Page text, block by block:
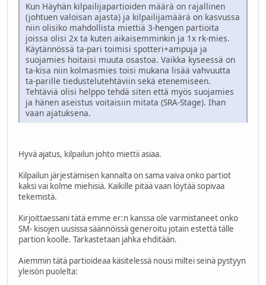
Kun Häyhän kilpailijapartioiden määrä on rajallinen
(johtuen valoisan ajasta) ja kilpailijamäärä on kasvussa
niin olisiko mahdollista miettiä 3-hengen partioita
joissa olisi 2x ta kuten aikaisemminkin ja 1x rk-mies.
Käytännössä ta-pari toimisi spotteri+ampuja ja
suojamies hoitaisi muuta osastoa. Vaikka kyseessä on
ta-kisa niin kolmasmies toisi mukana lisää vahvuutta
ta-parille tiedustelutehtäviin sekä etenemiseen.
Tehtäviä olisi helppo tehdä siten että myös suojamies
ja hänen aseistus voitaisiin mitata (SRA-Stage). Ihan
vaan ajatuksena.
Hyvä ajatus, kilpailun johto miettii asiaa.
Kilpailun järjestämisen kannalta on sama vaiva onko partiot
kaksi vai kolme miehisiä. Kaikille pitää vaan löytää sopivaa
tekemistä.
Kirjoittaessani tätä emme er:n kanssa ole varmistaneet onko
SM- kisojen uusissa säännöissä generoitu jotain estettä tälle
partion koolle. Tarkastetaan jahka ehditään.
Aiemmin tätä partioideaa käsitelessä nousi miltei seinä pystyyn
yleisön puolelta: